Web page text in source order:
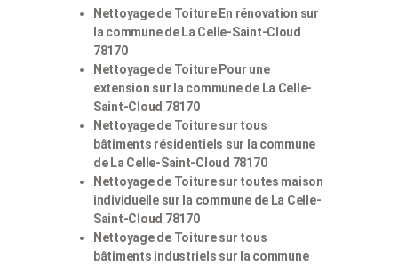
Nettoyage de Toiture En rénovation sur
la commune de La Celle-Saint-Cloud
78170
Nettoyage de Toiture Pour une
extension sur la commune de La Celle-
Saint-Cloud 78170
Nettoyage de Toiture sur tous
bâtiments résidentiels sur la commune
de La Celle-Saint-Cloud 78170
Nettoyage de Toiture sur toutes maison
individuelle sur la commune de La Celle-
Saint-Cloud 78170
Nettoyage de Toiture sur tous
bâtiments industriels sur la commune